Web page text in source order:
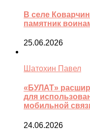
В селе
памятник
25.06.2026
Шатохин Павел
«БУЛАТ»
для
мобильной
24.06.2026